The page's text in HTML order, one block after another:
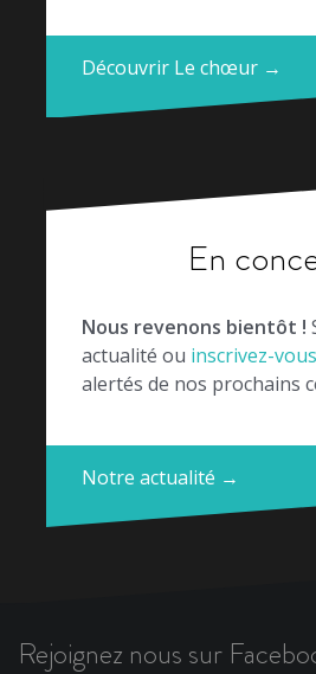
Découvrir Le chœur →
En
Nous revenons bientôt !
actualité ou inscrivez-vous
alertés de nos prochains
Notre actualité →
Rejoignez nous sur